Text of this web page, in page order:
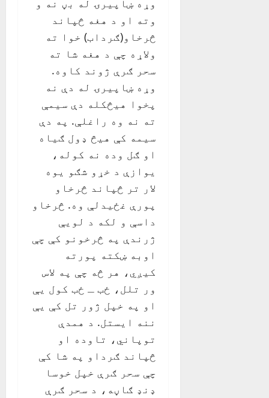
وړه ښاپیرۍ له بڼ نه و
وته او د هغه څپاند
څرخاو(ګرداب) خوا ته
ولاړه چې د هغه شا ته
سحر ګرې ژوند کاوه.
وړه ښاپیرۍ له دې نه
پخوا هیڅکله دې سیمې
ته نه وه راغلې. په دې
سیمه کې هیڅ ډول ګیاه
او ګل وده نه کوله،
یوازې د خړو شګو یوه
لار تر څپاند څرخاو
پورې غځیدلې وه. څرخاو
داسې و لکه د لويې
ژرندې په څرخونو کې چې
اوبه ښکته پورته
کیږي، هر څه چې په لاس
ور تلل، ځب ـ ځب کول یې
او په خپل ژور تل کې یې
ننه ایستل. د همدې
توپاني، تاوده او
څپاند ګرداو په شا کې
چې سحر ګرې خپل خوسا
ډنډ ګاڼه، د سحر ګرې